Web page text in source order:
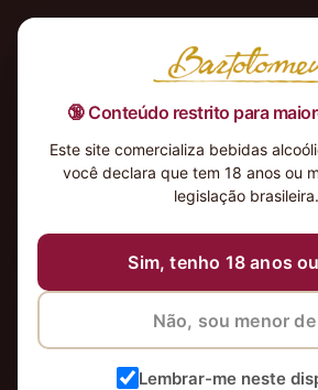
🔞 Conteúdo restrito para
Este site comercializa bebidas
você declara que tem 18 anos ou
legislação brasileira.
Sim, tenho 18 anos
Não, sou menor de
Lembrar-me neste
Quinta de Chocapalha
Português 92 pontos
Nacional, Tinta Roriz
Bouschet